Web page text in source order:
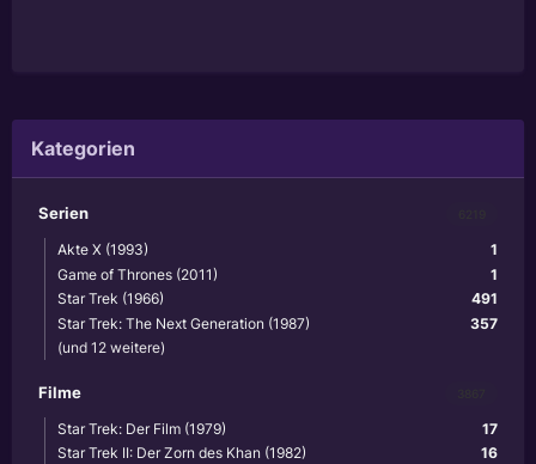
Kategorien
Serien
1
Akte X (1993)
1
Game of Thrones (2011)
491
Star Trek (1966)
357
Star Trek: The Next Generation (1987)
(und 12 weitere)
Filme
17
Star Trek: Der Film (1979)
16
Star Trek II: Der Zorn des Khan (1982)